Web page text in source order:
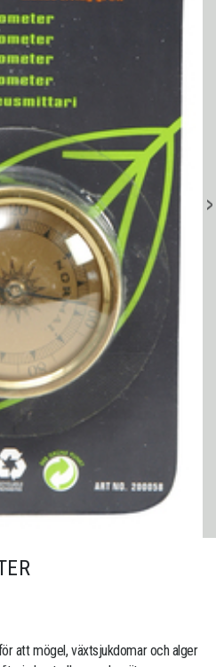
att mögel, växtsjukdomar och alger